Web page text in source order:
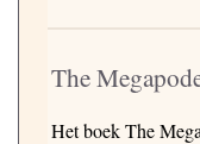
The
Het boek The